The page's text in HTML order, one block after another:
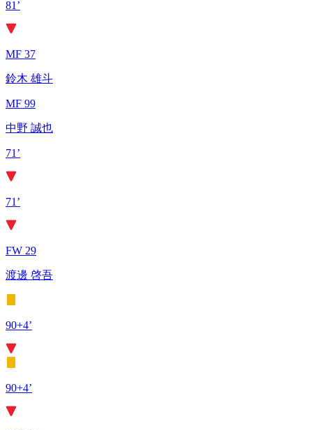
81’
MF 37
鈴木 雄斗
MF 99
中野 誠也
71’
71’
FW 29
渡邊 啓吾
90+4’
90+4’